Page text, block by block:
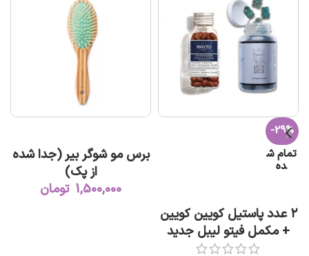
-29%
تمام ش
ده
۲ عدد پاستیل کویین کویین
+ مکمل فیتو لیبل جدید
برس مو شوگر بیر (جدا شده
از پک)
1,500,000 تومان